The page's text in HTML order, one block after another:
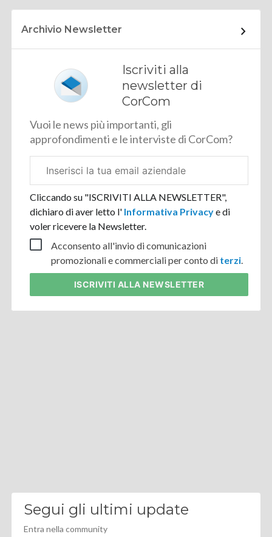
Archivio Newsletter
Iscriviti alla
newsletter di
CorCom
Vuoi le news più importanti, gli
approfondimenti e le interviste di CorCom?
aziendale
Cliccando su "ISCRIVITI ALLA NEWSLETTER",
dichiaro di aver letto l' Informativa Privacye di
voler ricevere la Newsletter.
Acconsento all'invio di comunicazioni
promozionali e commerciali per conto di terzi.
ISCRIVITI ALLA NEWSLETTER
Segui gli ultimi update
Entra nella community